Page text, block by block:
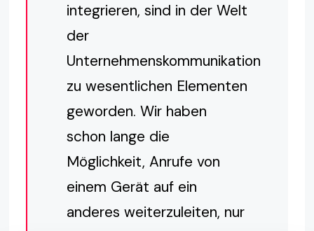
integrieren, sind in der Welt
der
Unternehmenskommunikation
zu wesentlichen Elementen
geworden. Wir haben
schon lange die
Möglichkeit, Anrufe von
einem Gerät auf ein
anderes weiterzuleiten, nur